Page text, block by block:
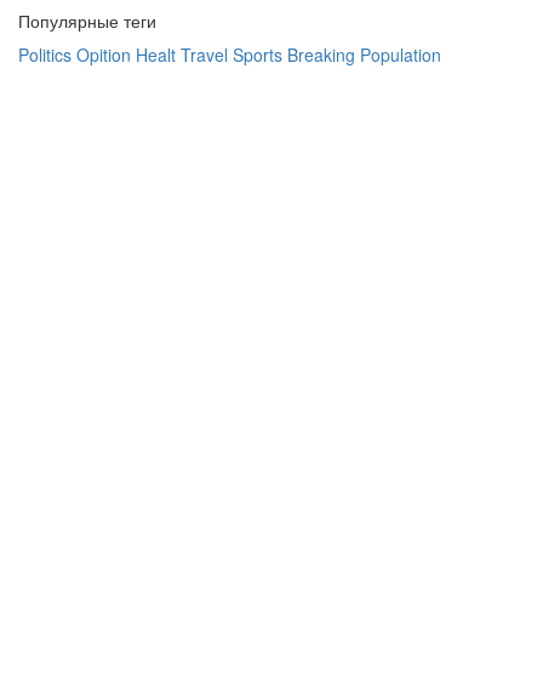
Популярные теги
Politics Opition Healt Travel Sports Breaking Population